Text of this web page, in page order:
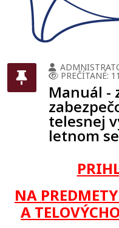
PREČÍTANÉ:
Manuál -
telesnej
letnom
NA
A